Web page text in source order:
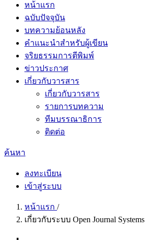
หน้าแรก
ฉบับปัจจุบัน
บทความย้อนหลัง
คำแนะนำสำหรับผู้เขียน
จริยธรรมการตีพิมพ์
ข่าวประกาศ
เกี่ยวกับวารสาร
เกี่ยวกับวารสาร
รายการบทความ
ทีมบรรณาธิการ
ติดต่อ
ค้นหา
ลงทะเบียน
เข้าสู่ระบบ
หน้าแรก /
เกี่ยวกับระบบ Open Journal Systems